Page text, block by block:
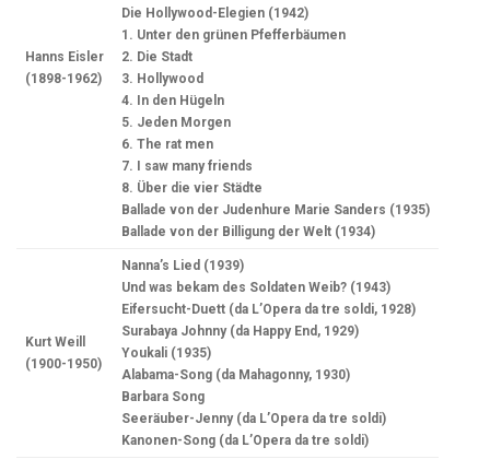
Hanns Eisler
(1898-1962)
Die Hollywood-Elegien (1942)
1. Unter den grünen Pfefferbäumen
2. Die Stadt
3. Hollywood
4. In den Hügeln
5. Jeden Morgen
6. The rat men
7. I saw many friends
8. Über die vier Städte
Ballade von der Judenhure Marie Sanders (1935)
Ballade von der Billigung der Welt (1934)
Kurt Weill
(1900-1950)
Nanna’s Lied (1939)
Und was bekam des Soldaten Weib? (1943)
Eifersucht-Duett (da L’Opera da tre soldi, 1928)
Surabaya Johnny (da Happy End, 1929)
Youkali (1935)
Alabama-Song (da Mahagonny, 1930)
Barbara Song
Seeräuber-Jenny (da L’Opera da tre soldi)
Kanonen-Song (da L’Opera da tre soldi)